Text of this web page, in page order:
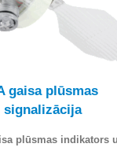
gaisa plūsmas
plūsmas indikators